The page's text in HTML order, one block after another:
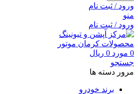
ورود / ثبت نام
منو
ورود / ثبت نام
0 مورد 0 ریال
جستجو
مرور دسته ها
برند خودرو